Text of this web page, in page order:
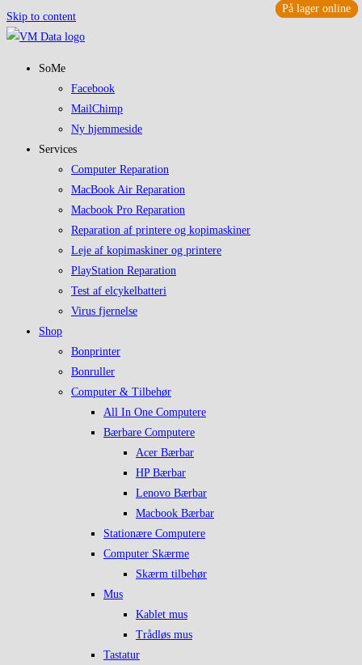
Skip to content
SoMe
Facebook
MailChimp
Ny hjemmeside
Services
Computer Reparation
MacBook Air Reparation
Macbook Pro Reparation
Reparation af printere og kopimaskiner
Leje af kopimaskiner og printere
PlayStation Reparation
Test af elcykelbatteri
Virus fjernelse
Shop
Bonprinter
Bonruller
Computer & Tilbehør
All In One Computere
Bærbare Computere
Acer Bærbar
HP Bærbar
Lenovo Bærbar
Macbook Bærbar
Stationære Computere
Computer Skærme
Skærm tilbehør
Mus
Kablet mus
Trådløs mus
Tastatur
På lager online
På lager online
På lager online
På lager online